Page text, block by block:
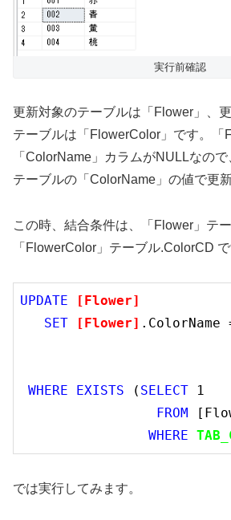
実行前確認
更新対象のテーブルは「Flower」、
テーブルは「FlowerColor」です。「
「ColorName」カラムがNULLなので
テーブルの「ColorName」の値で更新
この時、結合条件は、「Flower」テ
「FlowerColor」テーブル.ColorCD で
UPDATE
[Flower]
SET
[Flower] .ColorName
WHERE
EXISTS ( SELECT
1
FROM
WHERE
では実行してみます。